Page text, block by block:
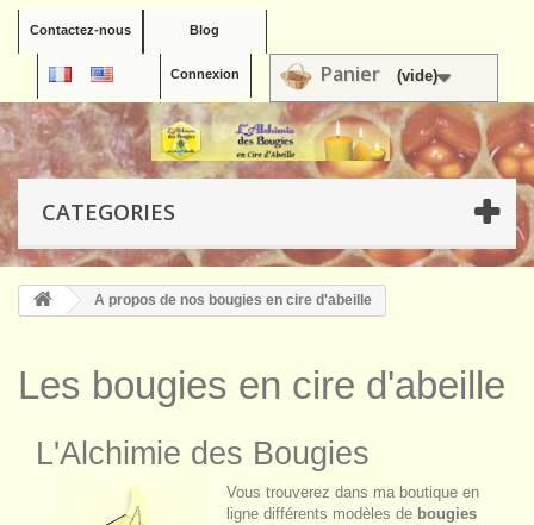
Contactez-nous Blog
Panier (vide)
Connexion
CATEGORIES
A propos de nos bougies en cire d'abeille
Les bougies en cire d'abeille
L'Alchimie des Bougies
Vous trouverez dans ma boutique en
ligne différents modèles de bougies